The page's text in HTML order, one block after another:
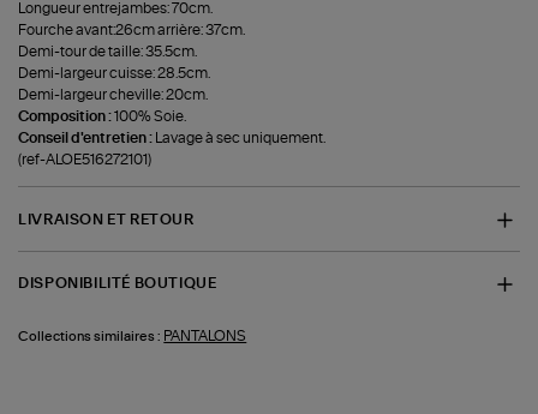
Longueur entrejambes: 70cm.
Fourche avant:26cm arrière: 37cm.
Demi-tour de taille: 35.5cm.
Demi-largeur cuisse: 28.5cm.
Demi-largeur cheville: 20cm.
Composition :100% Soie.
Conseil d'entretien :
Lavage à sec uniquement.
(ref-ALOE516272101)
LIVRAISON ET RETOUR
DISPONIBILITÉ BOUTIQUE
Collections similaires : PANTALONS